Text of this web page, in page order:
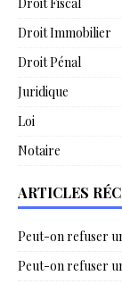
Droit Fiscal
Droit Immobilier
Droit Pénal
Juridique
Loi
Notaire
ARTICLES
Peut-on refuser
Peut-on refuser